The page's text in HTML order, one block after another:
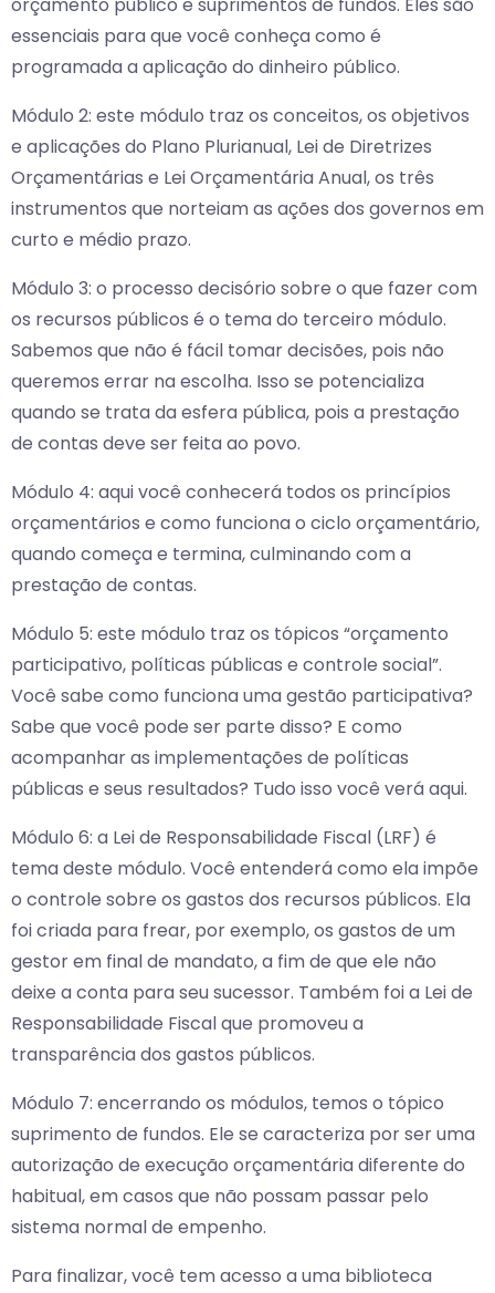
essenciais para que você conheça como é
programada a aplicação do dinheiro público.
Módulo 2: este módulo traz os conceitos, os objetivos
e aplicações do Plano Plurianual, Lei de Diretrizes
Orçamentárias e Lei Orçamentária Anual, os três
instrumentos que norteiam as ações dos governos em
curto e médio prazo.
Módulo 3: o processo decisório sobre o que fazer com
os recursos públicos é o tema do terceiro módulo.
Sabemos que não é fácil tomar decisões, pois não
queremos errar na escolha. Isso se potencializa
quando se trata da esfera pública, pois a prestação
de contas deve ser feita ao povo.
Módulo 4: aqui você conhecerá todos os princípios
orçamentários e como funciona o ciclo orçamentário,
quando começa e termina, culminando com a
prestação de contas.
Módulo 5: este módulo traz os tópicos “orçamento
participativo, políticas públicas e controle social”.
Você sabe como funciona uma gestão participativa?
Sabe que você pode ser parte disso? E como
acompanhar as implementações de políticas
públicas e seus resultados? Tudo isso você verá aqui.
Módulo 6: a Lei de Responsabilidade Fiscal (LRF) é
tema deste módulo. Você entenderá como ela impõe
o controle sobre os gastos dos recursos públicos. Ela
foi criada para frear, por exemplo, os gastos de um
gestor em final de mandato, a fim de que ele não
deixe a conta para seu sucessor. Também foi a Lei de
Responsabilidade Fiscal que promoveu a
transparência dos gastos públicos.
Módulo 7: encerrando os módulos, temos o tópico
suprimento de fundos. Ele se caracteriza por ser uma
autorização de execução orçamentária diferente do
habitual, em casos que não possam passar pelo
sistema normal de empenho.
Para finalizar, você tem acesso a uma biblioteca